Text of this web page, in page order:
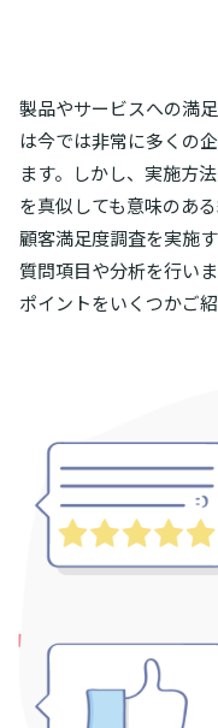
製品やサービスへの満
は今では非常に多くの
ます。しかし、実施方
を真似しても意味のあ
顧客満足度調査を実施
質問項目や分析を行い
ポイントをいくつかご紹